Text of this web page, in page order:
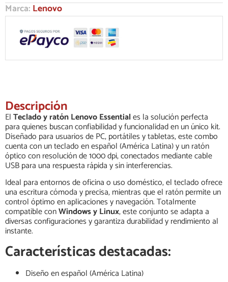
Marca: Lenovo
Descripción
ElTeclado y ratón Lenovo Essentiales la solución perfecta
para quienes buscan confiabilidad y funcionalidad en un único kit.
Diseñado para usuarios de PC, portátiles y tabletas, este combo
cuenta con un teclado en español (América Latina) y un ratón
óptico con resolución de 1000 dpi, conectados mediante cable
USB para una respuesta rápida y sin interferencias.
Ideal para entornos de oficina o uso doméstico, el teclado ofrece
una escritura cómoda y precisa, mientras que el ratón permite un
control óptimo en aplicaciones y navegación. Totalmente
compatible conWindows y Linux, este conjunto se adapta a
diversas configuraciones y garantiza durabilidad y rendimiento al
instante.
Características destacadas:
Diseño en español (América Latina)